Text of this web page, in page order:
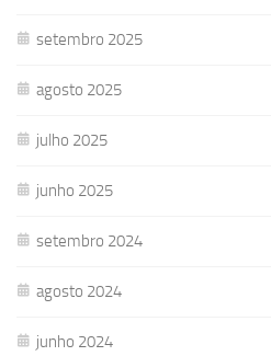
setembro 2025
agosto 2025
julho 2025
junho 2025
setembro 2024
agosto 2024
junho 2024